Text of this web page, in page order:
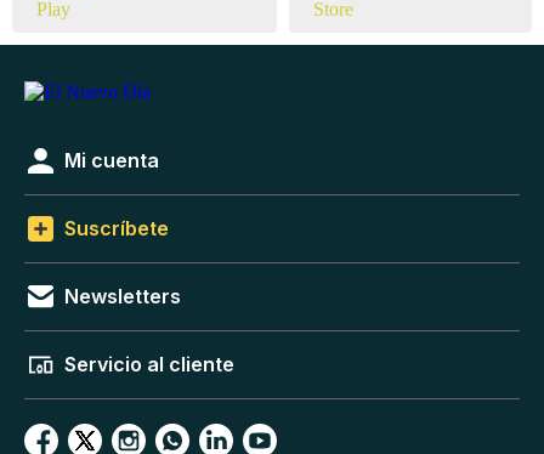
Mi cuenta
Suscríbete
Newsletters
Servicio al cliente